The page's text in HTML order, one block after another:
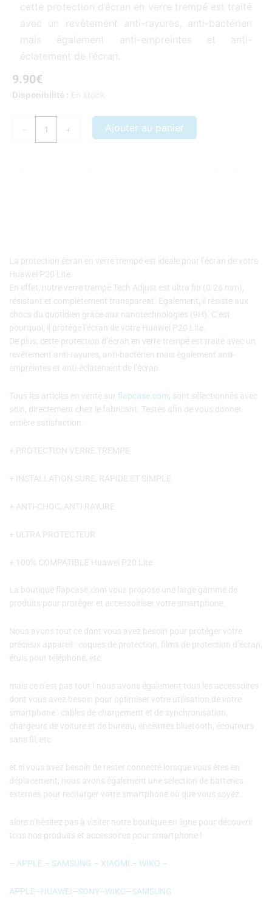
cette protection d’écran en verre trempé est traité
avec un revêtement anti-rayures, anti-bactérien
mais également anti-empreintes et anti-
éclatement de l’écran.
9.90€
Disponibilité : En stock
-
quantité
+ Ajouter au panier
La protection écran en verre trempé est idéale pour l’écran de votre
Huawei P20 Lite.
En effet, notre verre trempé Tech Adjust est ultra fin (0.26 mm),
résistant et complètement transparent. Egalement, il résiste aux
chocs du quotidien grâce aux nanotechnologies (9H). C’est
pourquoi, il protège l’écran de votre Huawei P20 Lite.
De plus, cette protection d’écran en verre trempé est traité avec un
revêtement anti-rayures, anti-bactérien mais également anti-
empreintes et anti-éclatement de l’écran.
Tous les articles en vente sur flapcase.com, sont sélectionnés avec
soin, directement chez le fabricant. Testés afin de vous donner
entière satisfaction.
+ PROTECTION VERRE TREMPE
+ INSTALLATION SURE, RAPIDE ET SIMPLE
+ ANTI-CHOC, ANTI RAYURE
+ ULTRA PROTECTEUR
+ 100% COMPATIBLE Huawei P20 Lite
La boutique flapcase.com vous propose une large gamme de
produits pour protéger et accessoiriser votre smartphone.
Nous avons tout ce dont vous avez besoin pour protéger votre
précieux appareil : coques de protection, films de protection d’écran,
étuis pour téléphone, etc.
mais ce n’est pas tout ! nous avons également tous les accessoires
dont vous avez besoin pour optimiser votre utilisation de votre
smartphone : cables de chargement et de synchronisation,
chargeurs de voiture et de bureau, enceintes bluetooth, écouteurs
sans fil, etc.
et si vous avez besoin de rester connecté lorsque vous êtes en
déplacement, nous avons également une sélection de batteries
externes pour recharger votre smartphone où que vous soyez.
alors n’hésitez pas à visiter notre boutique en ligne pour découvrir
tous nos produits et accessoires pour smartphone !
– APPLE – SAMSUNG – XIAOMI – WIKO –
APPLE–HUAWEI–SONY–WIKO–SAMSUNG